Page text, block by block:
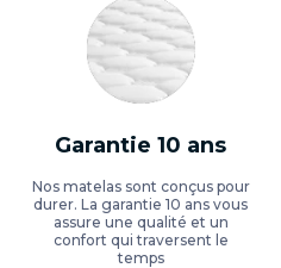
Garantie 10 ans
Nos matelas sont conçus pour
durer. La garantie 10 ans vous
assure une qualité et un
confort qui traversent le
temps